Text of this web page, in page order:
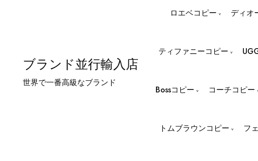
ブランド並行輸入店
世界で一番高級なブランド
ロエベコピー ディオ
ティファニーコピー
Bossコピー コーチコピー
トムブラウンコピー フ